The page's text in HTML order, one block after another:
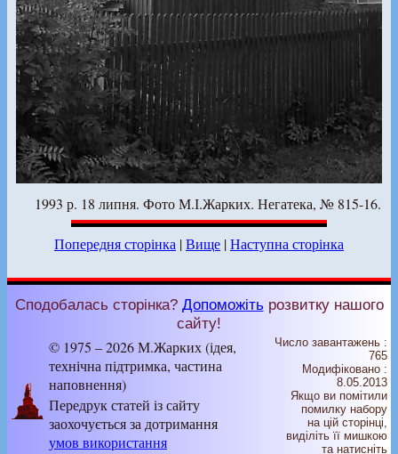
1993 р. 18 липня. Фото М.І.Жарких. Негатека, № 815-16.
Попередня сторінка |Вище |Наступна сторінка
Сподобалась сторінка? Допоможіть розвитку нашого
сайту!
© 1975 – 2026 М.Жарких (ідея,
технічна підтримка, частина
наповнення)
Передрук статей із сайту
заохочується за дотримання
умов використання
Число завантажень :
765
Модифіковано :
8.05.2013
Якщо ви помітили
помилку набору
на цiй сторiнцi,
видiлiть її мишкою
та натисніть